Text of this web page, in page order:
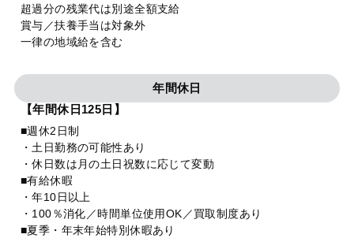
超過分の残業代は別途全額支給
賞与／扶養手当は対象外
一律の地域給を含む
年間休日
【年間休日125日】
■週休2日制
・土日勤務の可能性あり
・休日数は月の土日祝数に応じて変動
■有給休暇
・年10日以上
・100％消化／時間単位使用OK／買取制度あり
■夏季・年末年始特別休暇あり